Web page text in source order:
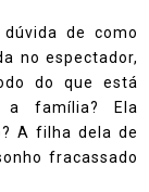
de como
no espectador,
do que está
a família? Ela
A filha dela de
fracassado